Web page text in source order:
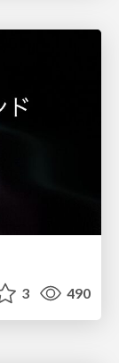
3 490